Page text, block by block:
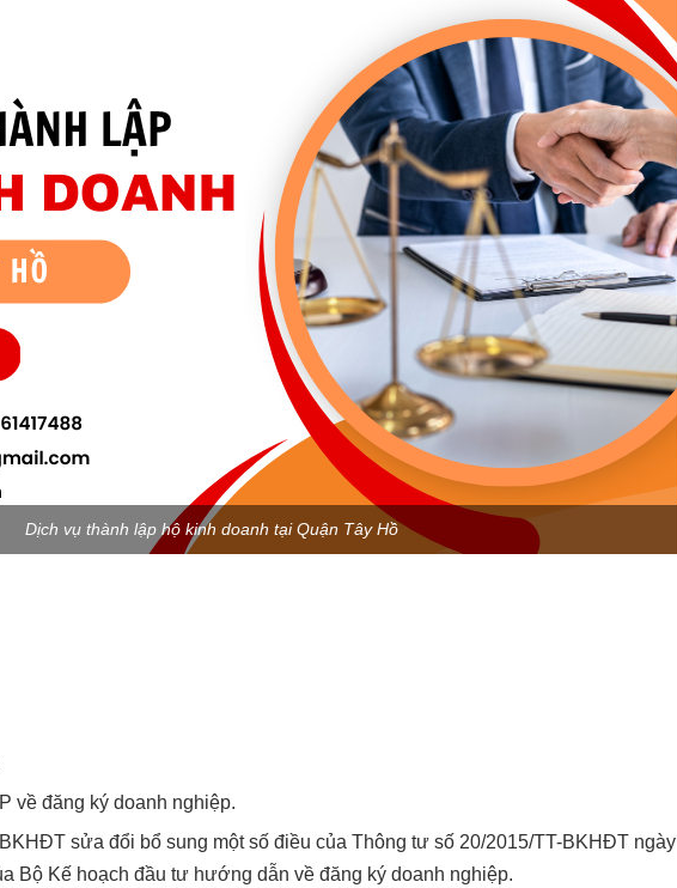
Dịch vụ thành lập hộ kinh doanh tại Quận Tây Hồ
về đăng ký doanh nghiệp.
sửa đổi bổ sung một số điều của Thông tư số 20/2015/TT-BKHĐT ngày
Bộ Kế hoạch đầu tư hướng dẫn về đăng ký doanh nghiệp.